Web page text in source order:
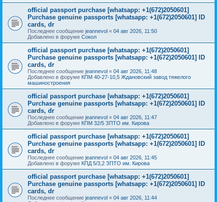
official passport purchase [whatsapp: +1(672)2050601]
Purchase genuine passports [whatsapp: +1(672)2050601] ID
cards, dr
Последнее сообщение jeannevol « 04 авг 2026, 11:50
Добавлено в форуме Сокол
official passport purchase [whatsapp: +1(672)2050601]
Purchase genuine passports [whatsapp: +1(672)2050601] ID
cards, dr
Последнее сообщение jeannevol « 04 авг 2026, 11:48
Добавлено в форуме КПМ 40-27-10,5 Ждановский завод тяжелого
машиностроения
official passport purchase [whatsapp: +1(672)2050601]
Purchase genuine passports [whatsapp: +1(672)2050601] ID
cards, dr
Последнее сообщение jeannevol « 04 авг 2026, 11:47
Добавлено в форуме КПМ 32/5 ЗПТО им. Кирова
official passport purchase [whatsapp: +1(672)2050601]
Purchase genuine passports [whatsapp: +1(672)2050601] ID
cards, dr
Последнее сообщение jeannevol « 04 авг 2026, 11:45
Добавлено в форуме КПД 5/3,2 ЗПТО им. Кирова
official passport purchase [whatsapp: +1(672)2050601]
Purchase genuine passports [whatsapp: +1(672)2050601] ID
cards, dr
Последнее сообщение jeannevol « 04 авг 2026, 11:44